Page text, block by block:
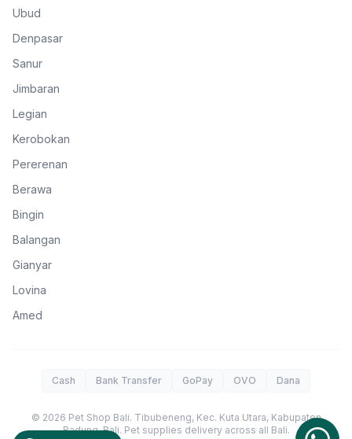
Ubud
Denpasar
Sanur
Jimbaran
Legian
Kerobokan
Pererenan
Berawa
Bingin
Balangan
Gianyar
Lovina
Amed
Cash Bank Transfer GoPay OVO Dana
© 2026 Pet Shop Bali. Tibubeneng, Kec. Kuta Utara, Kabupaten
Badung,Bali. Pet supplies delivery across all Bali.